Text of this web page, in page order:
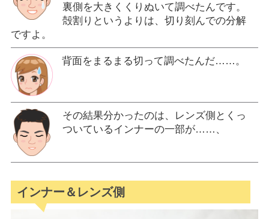
裏側を大きくくりぬいて調べたんです。
殻割りというよりは、切り刻んでの分解
ですよ。
背面をまるまる切って調べたんだ……。
その結果分かったのは、レンズ側とくっ
ついているインナーの一部が……、
インナー＆レンズ側